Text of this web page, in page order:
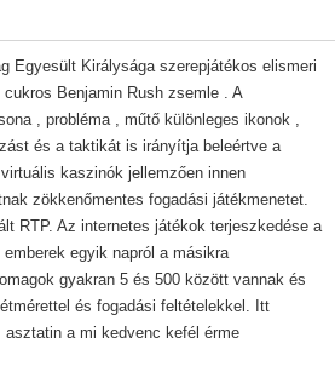
Egyesült Királysága szerepjátékos elismeri
Benjamin Rush zsemle . A
, probléma , műtő különleges ikonok ,
és a taktikát is irányítja beleértve a
kaszinók jellemzően innen
zökkenőmentes fogadási játékmenetet.
RTP. Az internetes játékok terjeszkedése a
egyik napról a másikra
gyakran 5 és 500 között vannak és
és fogadási feltételekkel. Itt
a mi kedvenc kefél érme